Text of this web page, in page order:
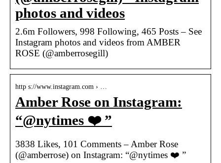
photos and videos
2.6m Followers, 998 Following, 465 Posts – See
Instagram photos and videos from AMBER
ROSE (@amberrosegill)
http s://www.instagram.com › …
Amber Rose on Instagram:
“@nytimes ❤️ ”
3838 Likes, 101 Comments – Amber Rose
(@amberrose) on Instagram: “@nytimes ❤️ ”